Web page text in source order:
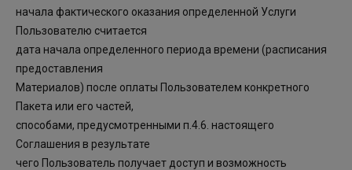
начала фактического оказания определенной Услуги
Пользователю считается
дата начала определенного периода времени (расписания
предоставления
Материалов) после оплаты Пользователем конкретного
Пакета или его частей,
способами, предусмотренными п.4.6. настоящего
Соглашения в результате
чего Пользователь получает доступ и возможность